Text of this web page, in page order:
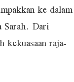
ke dalam
Sarah. Dari
raja-